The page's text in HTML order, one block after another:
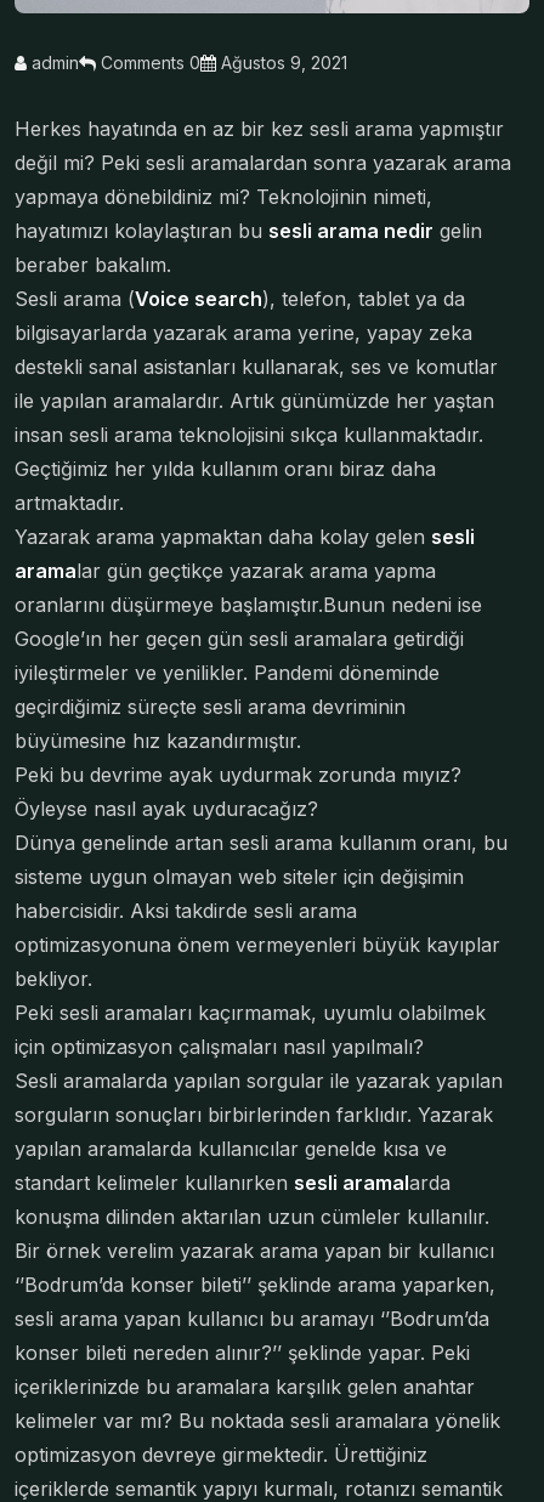
admin Comments 0 Ağustos 9, 2021
Herkes hayatında en az bir kez sesli arama yapmıştır
değil mi? Peki sesli aramalardan sonra yazarak arama
yapmaya dönebildiniz mi? Teknolojinin nimeti,
hayatımızı kolaylaştıran bu sesli arama nedir gelin
beraber bakalım.
Sesli arama (Voice search), telefon, tablet ya da
bilgisayarlarda yazarak arama yerine, yapay zeka
destekli sanal asistanları kullanarak, ses ve komutlar
ile yapılan aramalardır. Artık günümüzde her yaştan
insan sesli arama teknolojisini sıkça kullanmaktadır.
Geçtiğimiz her yılda kullanım oranı biraz daha
artmaktadır.
Yazarak arama yapmaktan daha kolay gelen sesli
aramalar gün geçtikçe yazarak arama yapma
oranlarını düşürmeye başlamıştır.Bunun nedeni ise
Google’ın her geçen gün sesli aramalara getirdiği
iyileştirmeler ve yenilikler. Pandemi döneminde
geçirdiğimiz süreçte sesli arama devriminin
büyümesine hız kazandırmıştır.
Peki bu devrime ayak uydurmak zorunda mıyız?
Öyleyse nasıl ayak uyduracağız?
Dünya genelinde artan sesli arama kullanım oranı, bu
sisteme uygun olmayan web siteler için değişimin
habercisidir. Aksi takdirde sesli arama
optimizasyonuna önem vermeyenleri büyük kayıplar
bekliyor.
Peki sesli aramaları kaçırmamak, uyumlu olabilmek
için optimizasyon çalışmaları nasıl yapılmalı?
Sesli aramalarda yapılan sorgular ile yazarak yapılan
sorguların sonuçları birbirlerinden farklıdır. Yazarak
yapılan aramalarda kullanıcılar genelde kısa ve
standart kelimeler kullanırken sesli aramalarda
konuşma dilinden aktarılan uzun cümleler kullanılır.
Bir örnek verelim yazarak arama yapan bir kullanıcı
‘’Bodrum’da konser bileti’’ şeklinde arama yaparken,
sesli arama yapan kullanıcı bu aramayı ‘’Bodrum’da
konser bileti nereden alınır?’’ şeklinde yapar. Peki
içeriklerinizde bu aramalara karşılık gelen anahtar
kelimeler var mı? Bu noktada sesli aramalara yönelik
optimizasyon devreye girmektedir. Ürettiğiniz
içeriklerde semantik yapıyı kurmalı, rotanızı semantik